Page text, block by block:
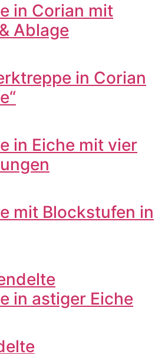
in Corian mit
Ablage
in Corian
in Eiche mit vier
mit Blockstufen in
in astiger Eiche